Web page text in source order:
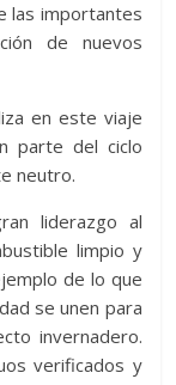
las importantes
de nuevos
en este viaje
parte del ciclo
neutro.
liderazgo al
limpio y
de lo que
se unen para
invernadero.
verificados y